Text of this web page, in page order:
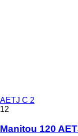
AETJ C 2
12
Manitou 120